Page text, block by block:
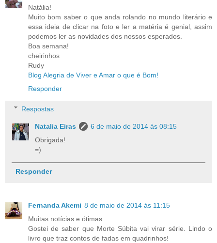
Natália!
Muito bom saber o que anda rolando no mundo literário e
essa ideia de clicar na foto e ler a matéria é genial, assim
podemos ler as novidades dos nossos esperados.
Boa semana!
cheirinhos
Rudy
Blog Alegria de Viver e Amar o que é Bom!
Responder
Respostas
Natalia Eiras
6 de maio de 2014 às 08:15
Obrigada!
=)
Responder
Fernanda Akemi 8 de maio de 2014 às 11:15
Muitas notícias e ótimas.
Gostei de saber que Morte Súbita vai virar série. Lindo o
livro que traz contos de fadas em quadrinhos!